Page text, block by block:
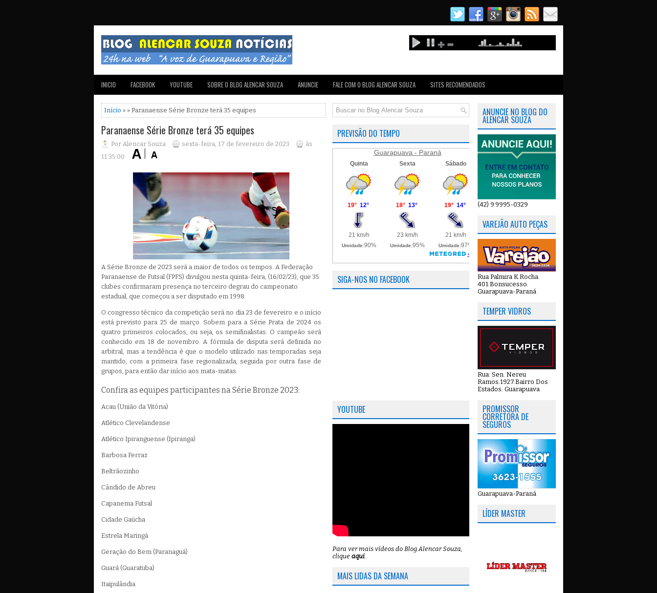
INICIO FACEBOOK YOUTUBE SOBRE O BLOG ALENCAR SOUZA ANUNCIE FALE COM O BLOG ALENCAR SOUZA SITES RECOMENDADOS
Início » » Paranaense Série Bronze terá 35 equipes
Paranaense Série Bronze terá 35 equipes
Por Alencar Souza sexta-feira, 17 de fevereiro de 2023
às
11:35:00
A Série Bronze de 2023 será a maior de todos os tempos. A Federação
Paranaense de Futsal (FPFS) divulgou nesta quinta-feira, (16/02/23), que 35
clubes confirmaram presença no terceiro degrau do campeonato
estadual, que começou a ser disputado em 1998.
O congresso técnico da competição será no dia 23 de fevereiro e o início
está previsto para 25 de março. Sobem para a Série Prata de 2024 os
quatro primeiros colocados, ou seja, os semifinalistas. O campeão será
conhecido em 18 de novembro. A fórmula de disputa será definida no
arbitral, mas a tendência é que o modelo utilizado nas temporadas seja
mantido, com a primeira fase regionalizada, seguida por outra fase de
grupos, para então dar início aos mata-matas.
Confira as equipes participantes na Série Bronze 2023:
Acau (União da Vitória)
Atlético Clevelandense
Atlético Ipiranguense (Ipiranga)
Barbosa Ferraz
Beltrãozinho
Cândido de Abreu
Capanema Futsal
Cidade Gaúcha
Estrela Maringá
Geração do Bem (Paranaguá)
Guará (Guaratuba)
Itaipulândia
PREVISÃO DO TEMPO
Guarapuava - Paraná
SIGA-NOS NO FACEBOOK
YOUTUBE
Para ver mais vídeos do Blog Alencar Souza,
clique aqui.
MAIS LIDAS DA SEMANA
ANUNCIE NO BLOG DO
ALENCAR SOUZA
(42) 9.9995-0329
VAREJÃO AUTO PEÇAS
Rua Palmira K.Rocha.
401.Bonsucesso.
Guarapuava-Paraná
TEMPER VIDROS
Rua: Sen. Nereu
Ramos.1927.Bairro Dos
Estados. Guarapuava
PROMISSOR
CORRETORA DE
SEGUROS
Guarapuava-Paraná
LÍDER MASTER